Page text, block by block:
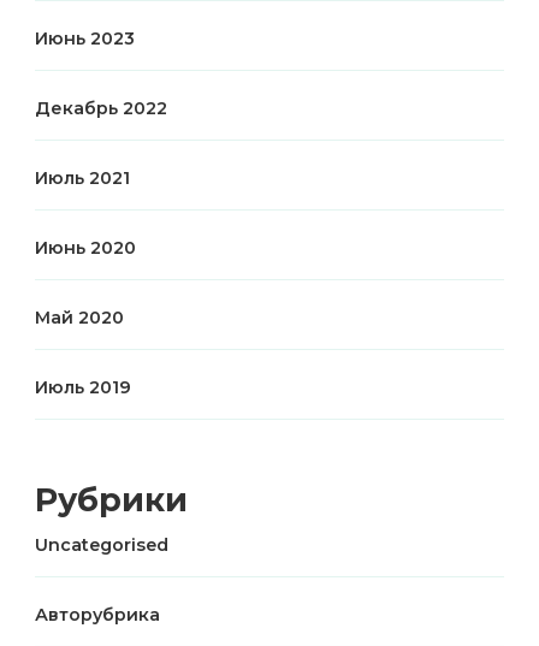
Июнь 2023
Декабрь 2022
Июль 2021
Июнь 2020
Май 2020
Июль 2019
Рубрики
Uncategorised
Авторубрика